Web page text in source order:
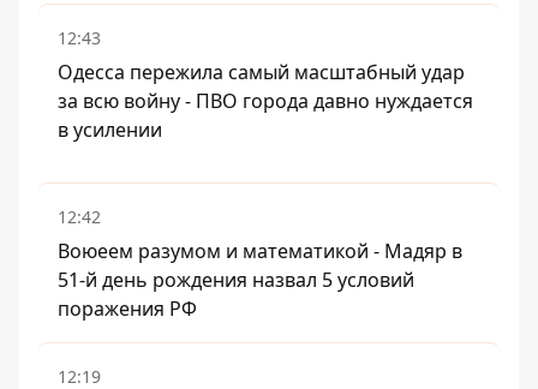
12:43
Одесса пережила самый масштабный удар
за всю войну - ПВО города давно нуждается
в усилении
12:42
Воюеем разумом и математикой - Мадяр в
51-й день рождения назвал 5 условий
поражения РФ
12:19